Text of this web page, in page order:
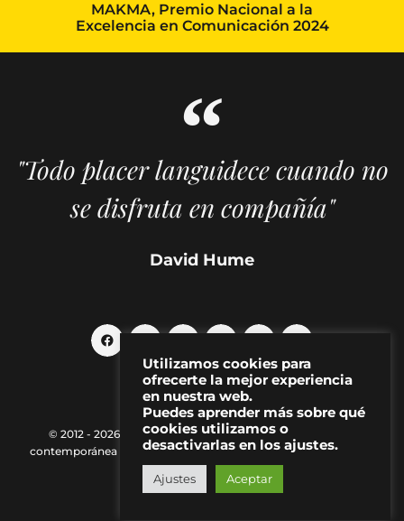
MAKMA, Premio Nacional a la
Excelencia en Comunicación 2024
"Todo placer languidece cuando no
se disfruta en compañía"
David Hume
© 2012 - 2026 MAKMA | Revista de artes visuales y cultura
contemporánea |
Política de Privacidad| Aviso Legal|Contacto
Utilizamos cookies para
ofrecerte la mejor experiencia
en nuestra web.
Puedes aprender más sobre qué
cookies utilizamos o
desactivarlas en los ajustes.
Ajustes Aceptar